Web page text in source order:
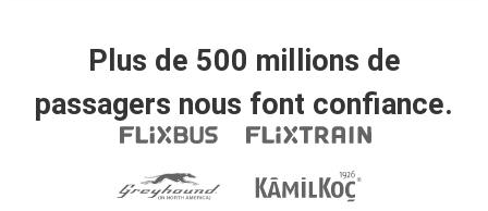
Plus de 500 millions de
passagers nous font confiance.